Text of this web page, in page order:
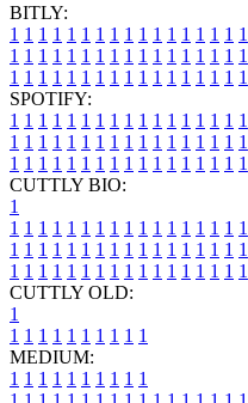
BITLY:
1 1 1 1 1 1 1 1 1 1 1 1 1 1 1 1 1
1 1 1 1 1 1 1 1 1 1 1 1 1 1 1 1 1
1 1 1 1 1 1 1 1 1 1 1 1 1 1 1 1 1
SPOTIFY:
1 1 1 1 1 1 1 1 1 1 1 1 1 1 1 1 1
1 1 1 1 1 1 1 1 1 1 1 1 1 1 1 1 1
1 1 1 1 1 1 1 1 1 1 1 1 1 1 1 1 1
CUTTLY BIO:
1
1 1 1 1 1 1 1 1 1 1 1 1 1 1 1 1 1
1 1 1 1 1 1 1 1 1 1 1 1 1 1 1 1 1
1 1 1 1 1 1 1 1 1 1 1 1 1 1 1 1 1
CUTTLY OLD:
1
1 1 1 1 1 1 1 1 1 1
MEDIUM:
1 1 1 1 1 1 1 1 1 1